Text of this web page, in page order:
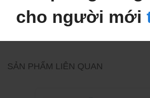
SẢN PHẨM LIÊN QUAN
cho người mới